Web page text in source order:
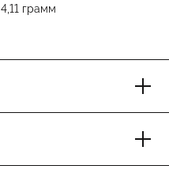
4,11 грамм